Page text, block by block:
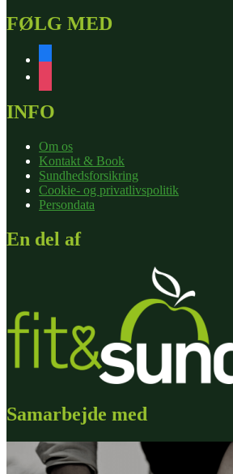
FØLG MED
INFO
Om os
Kontakt & Book
Sundhedsforsikring
Cookie- og privatlivspolitik
Persondata
En del af
Samarbejde med